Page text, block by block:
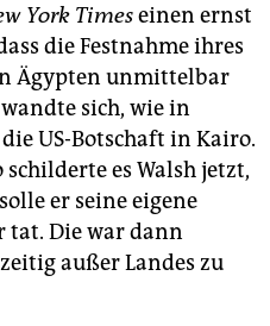
York Timeseinen ernst
die Festnahme ihres
Ägypten unmittelbar
sich, wie in
US-Botschaft in Kairo.
es Walsh jetzt,
er seine eigene
tat. Die war dann
außer Landes zu